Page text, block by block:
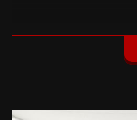
Dettagli carrozzeria
interne porte